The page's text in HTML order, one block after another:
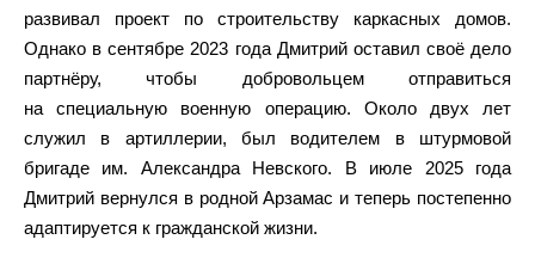
развивал проект по строительству каркасных домов.
Однако в сентябре 2023 года Дмитрий оставил своё дело
партнёру, чтобы добровольцем отправиться
на специальную военную операцию. Около двух лет
служил в артиллерии, был водителем в штурмовой
бригаде им. Александра Невского. В июле 2025 года
Дмитрий вернулся в родной Арзамас и теперь постепенно
адаптируется к гражданской жизни.